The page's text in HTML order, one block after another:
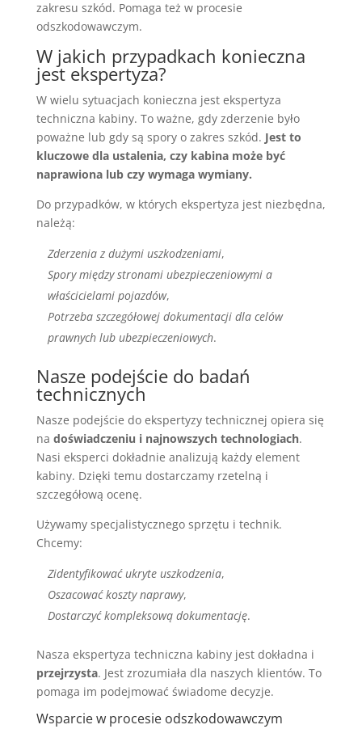
zakresu szkód. Pomaga też w procesie
odszkodowawczym.
W jakich przypadkach konieczna
jest ekspertyza?
W wielu sytuacjach konieczna jest ekspertyza
techniczna kabiny. To ważne, gdy zderzenie było
poważne lub gdy są spory o zakres szkód. Jest to
kluczowe dla ustalenia, czy kabina może być
naprawiona lub czy wymaga wymiany.
Do przypadków, w których ekspertyza jest niezbędna,
należą:
Zderzenia z dużymi uszkodzeniami,
Spory między stronami ubezpieczeniowymi a
właścicielami pojazdów,
Potrzeba szczegółowej dokumentacji dla celów
prawnych lub ubezpieczeniowych.
Nasze podejście do badań
technicznych
Nasze podejście do ekspertyzy technicznej opiera się
na doświadczeniu i najnowszych technologiach.
Nasi eksperci dokładnie analizują każdy element
kabiny. Dzięki temu dostarczamy rzetelną i
szczegółową ocenę.
Używamy specjalistycznego sprzętu i technik.
Chcemy:
Zidentyfikować ukryte uszkodzenia,
Oszacować koszty naprawy,
Dostarczyć kompleksową dokumentację.
Nasza ekspertyza techniczna kabiny jest dokładna i
przejrzysta. Jest zrozumiała dla naszych klientów. To
pomaga im podejmować świadome decyzje.
Wsparcie w procesie odszkodowawczym